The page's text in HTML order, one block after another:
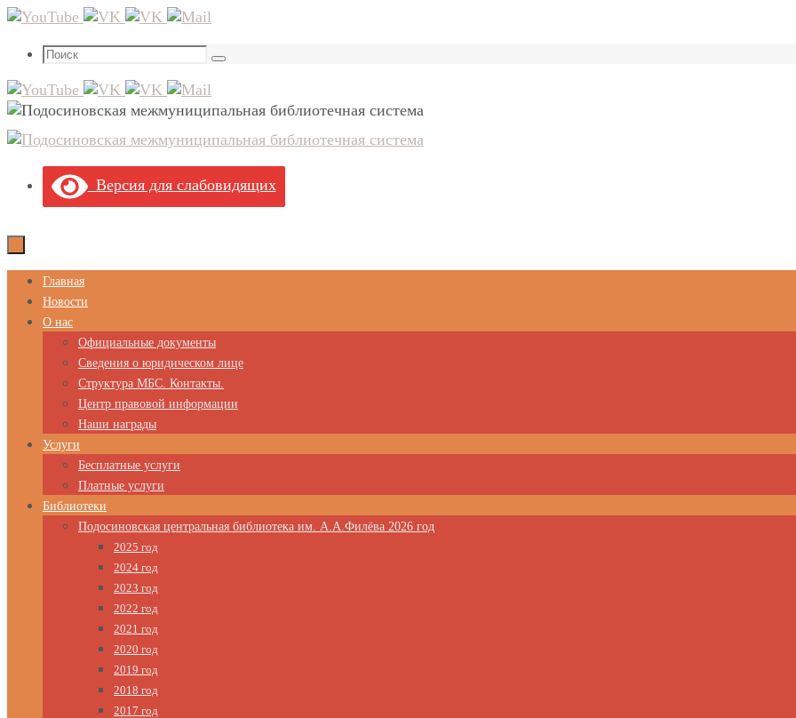
Перейти
содержимому
Что
Поиск
Версия для слабовидящих
Перейти
содержимому
Главная
Новости
О нас
Официальные документы
Сведения о юридическом лице
Структура МБС. Контакты.
Центр правовой информации
Наши награды
Услуги
Бесплатные услуги
Платные услуги
Библиотеки
Подосиновская центральная библиотека им. А.А.Филёва 2026 год
2025 год
2024 год
2023 год
2022 год
2021 год
2020 год
2019 год
2018 год
2017 год